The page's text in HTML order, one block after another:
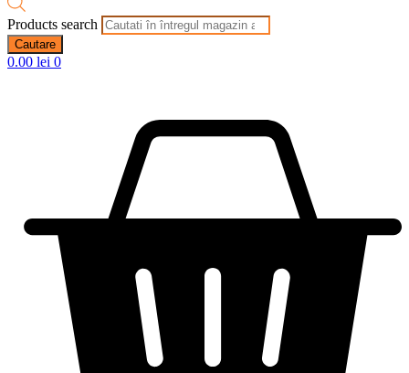
Products search
Cautare
0.00 lei 0